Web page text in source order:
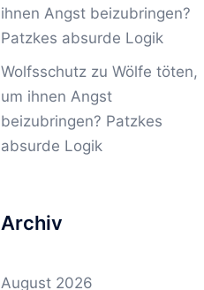
ihnen Angst beizubringen?
Patzkes absurde Logik
Wolfsschutzzu Wölfe töten,
um ihnen Angst
beizubringen? Patzkes
absurde Logik
Archiv
August 2026